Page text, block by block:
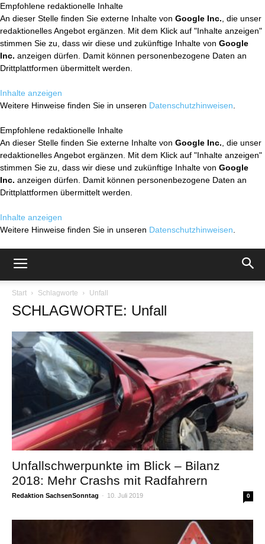
Empfohlene redaktionelle Inhalte
An dieser Stelle finden Sie externe Inhalte von Google Inc. , die unser
redaktionelles Angebot ergänzen. Mit dem Klick auf "Inhalte anzeigen"
stimmen Sie zu, dass wir diese und zukünftige Inhalte von Google
Inc. anzeigen dürfen. Damit können personenbezogene Daten an
Drittplattformen übermittelt werden.
Inhalte anzeigen
Weitere Hinweise finden Sie in unseren Datenschutzhinweisen
Empfohlene redaktionelle Inhalte
An dieser Stelle finden Sie externe Inhalte von Google Inc. , die unser
redaktionelles Angebot ergänzen. Mit dem Klick auf "Inhalte anzeigen"
stimmen Sie zu, dass wir diese und zukünftige Inhalte von Google
Inc. anzeigen dürfen. Damit können personenbezogene Daten an
Drittplattformen übermittelt werden.
Inhalte anzeigen
Weitere Hinweise finden Sie in unseren Datenschutzhinweisen
Start Schlagworte Unfall
SCHLAGWORTE: Unfall
Unfallschwerpunkte im Blick – Bilanz
2018: Mehr Crashs mit Radfahrern
Redaktion SachsenSonntag - 10. Juli 2019 0